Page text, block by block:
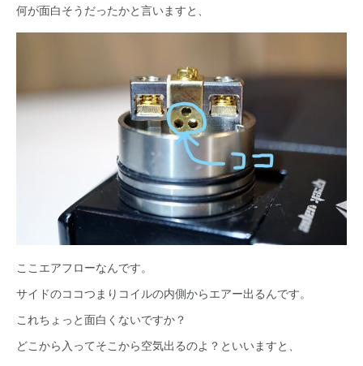
何が面白そうだったかと言いますと、
ここエアフローなんです。
サイドのココつまりコイルの内側からエアー出るんです。
これちょっと面白くないですか？
どこから入ってそこから空気出るのよ？といいますと、